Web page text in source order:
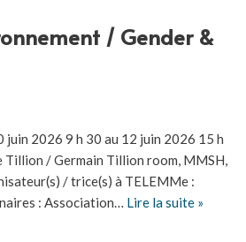
/ Gender &
juin 2026 9 h 30 au 12 juin 2026 15 h
Tillion / Germain Tillion room, MMSH,
/ trice(s) à TELEMMe :
: Association… Lire la suite »